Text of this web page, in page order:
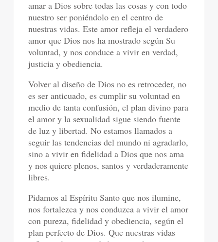
amar a Dios sobre todas las cosas y con todo
nuestro ser poniéndolo en el centro de
nuestras vidas. Este amor refleja el verdadero
amor que Dios nos ha mostrado según Su
voluntad, y nos conduce a vivir en verdad,
justicia y obediencia.
Volver al diseño de Dios no es retroceder, no
es ser anticuado, es cumplir su voluntad en
medio de tanta confusión, el plan divino para
el amor y la sexualidad sigue siendo fuente
de luz y libertad. No estamos llamados a
seguir las tendencias del mundo ni agradarlo,
sino a vivir en fidelidad a Dios que nos ama
y nos quiere plenos, santos y verdaderamente
libres.
Pidamos al Espíritu Santo que nos ilumine,
nos fortalezca y nos conduzca a vivir el amor
con pureza, fidelidad y obediencia, según el
plan perfecto de Dios. Que nuestras vidas